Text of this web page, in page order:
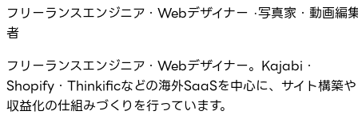
フリーランスエンジニア・Webデザイナー ·写真家・動画編
者
フリーランスエンジニア・Webデザイナー。Kajabi・
Shopify・Thinkificなどの海外SaaSを中心に、サイト構築や
収益化の仕組みづくりを行っています。